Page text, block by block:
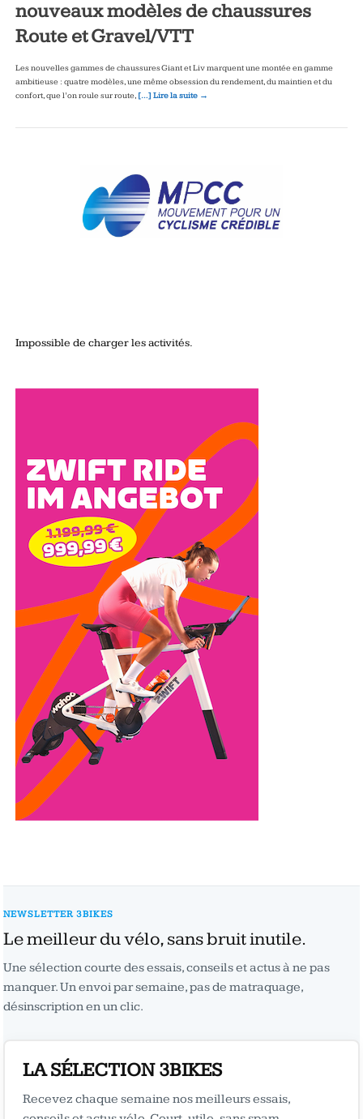
nouveaux modèles de chaussures
Route et Gravel/VTT
Les nouvelles gammes de chaussures Giant et Liv marquent une montée en gamme
ambitieuse : quatre modèles, une même obsession du rendement, du maintien et du
confort, que l’on roule sur route, […] Lire la suite →
Impossible de charger les activités.
NEWSLETTER 3BIKES
Le meilleur du vélo, sans bruit inutile.
Une sélection courte des essais, conseils et actus à ne pas
manquer. Un envoi par semaine, pas de matraquage,
désinscription en un clic.
LA SÉLECTION 3BIKES
Recevez chaque semaine nos meilleurs essais,